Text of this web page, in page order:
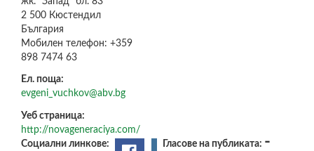
2 500 Кюстендил
България
Мобилен телефон: +359
898 7474 63
Ел. поща:
evgeni_vuchkov@abv.bg
Уеб страница:
http://novageneraciya.com/
Социални линкове:
Гласове на публиката: -